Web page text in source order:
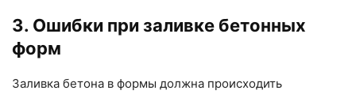
3. Ошибки при заливке бетонных
форм
Заливка бетона в формы должна происходить